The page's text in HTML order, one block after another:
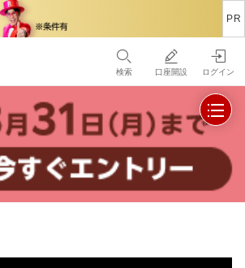
検索 口座開設 ログイン